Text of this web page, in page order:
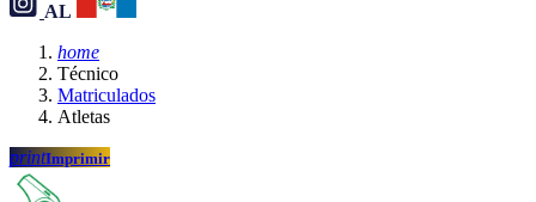
AL
home
Técnico
Matriculados
Atletas
printImprimir